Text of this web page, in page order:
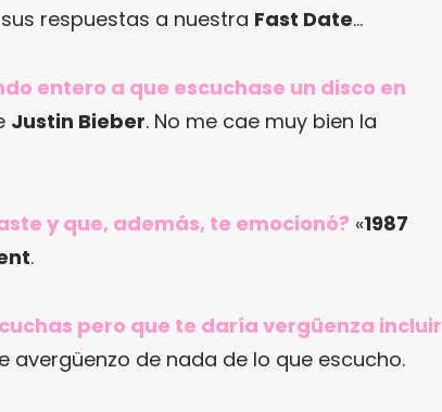
respuestas a nuestra Fast Date…
entero a que escuchase un disco en
Justin Bieber. No me cae muy bien la
y que, además, te emocionó? «1987
.
pero que te daría vergüenza incluir
avergüenzo de nada de lo que escucho.